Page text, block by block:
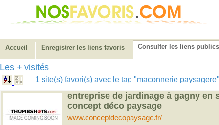
Accueil Enregistrer les liens favoris Consulter les liens publics
Les + visités
1 site(s) favori(s) avec le tag "maconnerie
entreprise de jardinage à gagny en
concept déco paysage
www.conceptdecopaysage.fr/